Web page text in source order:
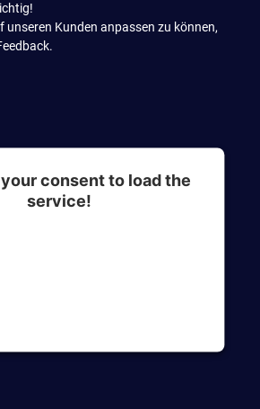
unseren Kunden anpassen zu können,
consent to load the
service!